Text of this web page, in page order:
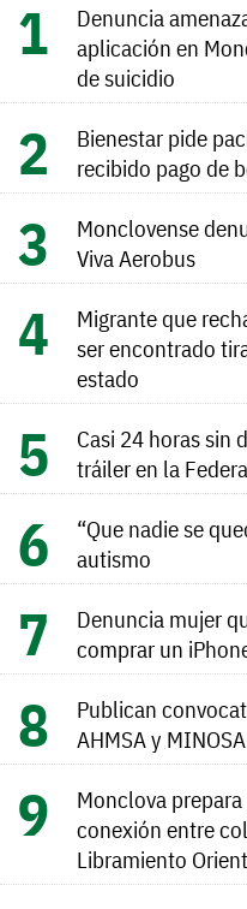
Denuncia
aplicación en
de suicidio
Bienestar pide
recibido pago de
Monclovense
Viva Aerobus
Migrante que
ser encontrado
estado
Casi 24 horas sin
tráiler en la
“Que nadie se
autismo
Denuncia mujer
comprar un
Publican
AHMSA y MINOSA
Monclova
conexión entre
Libramiento